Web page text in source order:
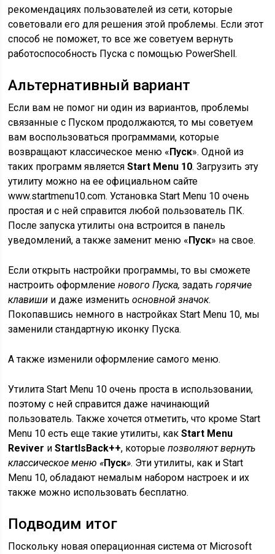
рекомендациях пользователей из сети, которые
советовали его для решения этой проблемы. Если этот
способ не поможет, то все же советуем вернуть
работоспособность Пуска с помощью PowerShell.
Альтернативный вариант
Если вам не помог ни один из вариантов, проблемы
связанные с Пуском продолжаются, то мы советуем
вам воспользоваться программами, которые
возвращают классическое меню «Пуск». Одной из
таких программ являетсяStart Menu 10. Загрузить эту
утилиту можно на ее официальном сайте
www.startmenu10.com. Установка Start Menu 10 очень
простая и с ней справится любой пользователь ПК.
После запуска утилиты она встроится в панель
уведомлений, а также заменит меню «Пуск» на свое.
Если открыть настройки программы, то вы сможете
настроить оформление нового Пуска,задать горячие
клавиши и даже изменить основной значок.
Покопавшись немного в настройках Start Menu 10, мы
заменили стандартную иконку Пуска.
А также изменили оформление самого меню.
Утилита Start Menu 10 очень проста в использовании,
поэтому с ней справится даже начинающий
пользователь. Также хочется отметить, что кроме Start
Menu 10 есть еще такие утилиты, какStart Menu
Reviver иStartIsBack++, которыепозволяют вернуть
классическое меню «Пуск». Эти утилиты, как и Start
Menu 10, обладают немалым набором настроек и их
также можно использовать бесплатно.
Подводим итог
Поскольку новая операционная система от Microsoft